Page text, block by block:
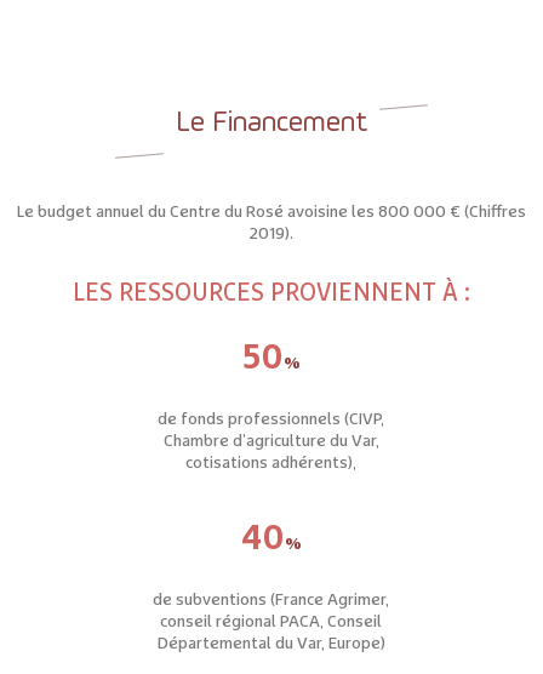
Le Financement
Le budget annuel du Centre du Rosé avoisine les 800 000 € (Chiffres
2019).
LES RESSOURCES PROVIENNENT À :
50 %
de fonds professionnels (CIVP,
Chambre d’agriculture du Var,
cotisations adhérents),
40 %
de subventions (France Agrimer,
conseil régional PACA, Conseil
Départemental du Var, Europe)